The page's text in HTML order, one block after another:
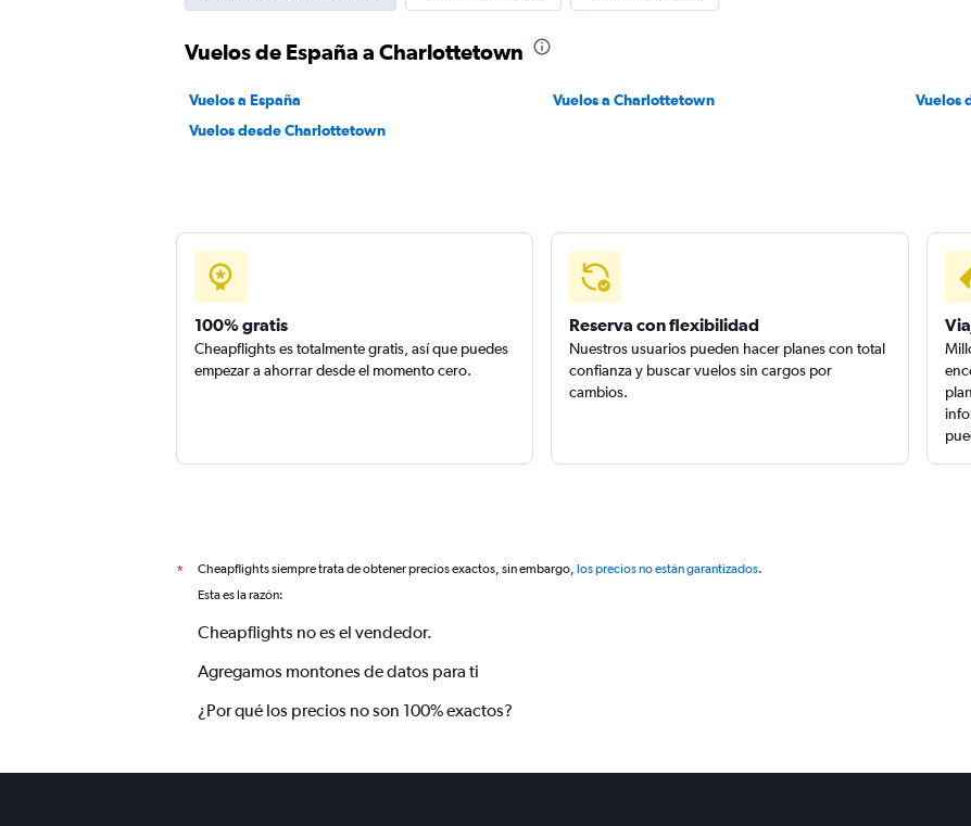
Vuelos de España a Charlottetown
Vuelos a España Vuelos a Charlottetown
Vuelos
Vuelos desde Charlottetown
100% gratis
Cheapflights es totalmente gratis, así que puedes
empezar a ahorrar desde el momento cero.
Reserva con flexibilidad
Nuestros usuarios pueden hacer planes con total
confianza y buscar vuelos sin cargos por
cambios.
* Cheapflights siempre trata de obtener precios exactos, sin embargo, los precios no están garantizados.
Esta es la razón:
Cheapflights no es el vendedor.
Agregamos montones de datos para ti
¿Por qué los precios no son 100% exactos?